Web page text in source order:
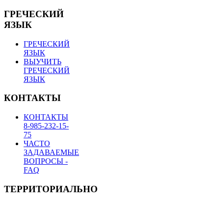
ГРЕЧЕСКИЙ
ЯЗЫК
ГРЕЧЕСКИЙ
ЯЗЫК
ВЫУЧИТЬ
ГРЕЧЕСКИЙ
ЯЗЫК
КОНТАКТЫ
КОНТАКТЫ
8-985-232-15-
75
ЧАСТО
ЗАДАВАЕМЫЕ
ВОПРОСЫ -
FAQ
ТЕРРИТОРИАЛЬНО